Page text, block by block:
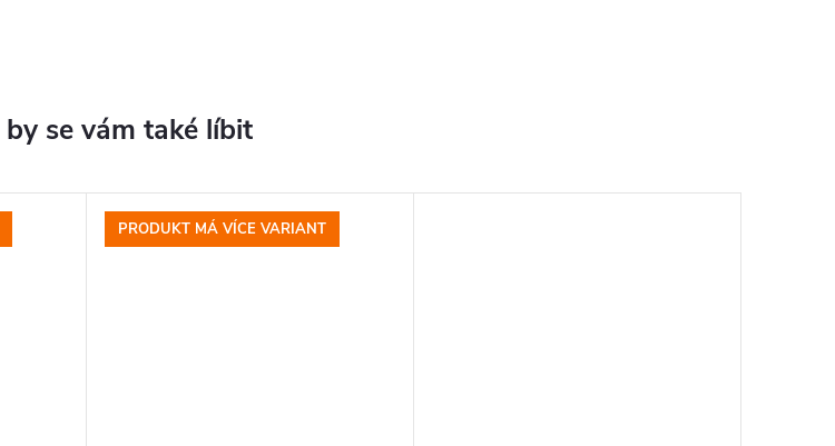
PRODUKT MÁ VÍCE VARIANT